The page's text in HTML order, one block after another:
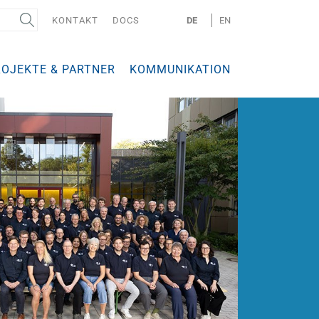
KONTAKT DOCS DE EN
& PARTNER KOMMUNIKATION